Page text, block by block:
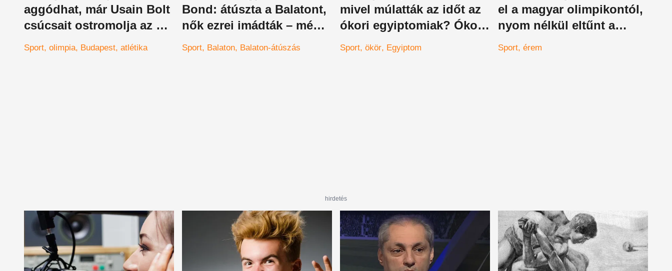
aggódhat, már Usain Bolt
csúcsait ostromolja az új
fenomén
Sport olimpia Budapest atlétika
Bond: átúszta a Balatont,
nők ezrei imádták – mégis
alig hallani róla
Sport Balaton Balaton-átúszás
mivel múlatták az időt az
ókori egyiptomiak? Ókori
emberek megdöbbentő
kreatív szórakozási
Sport ökör Egyiptom
el a magyar olimpikontól,
nyom nélkül eltűnt a
döntő meccs
videofelvétele
Sport érem
hirdetés